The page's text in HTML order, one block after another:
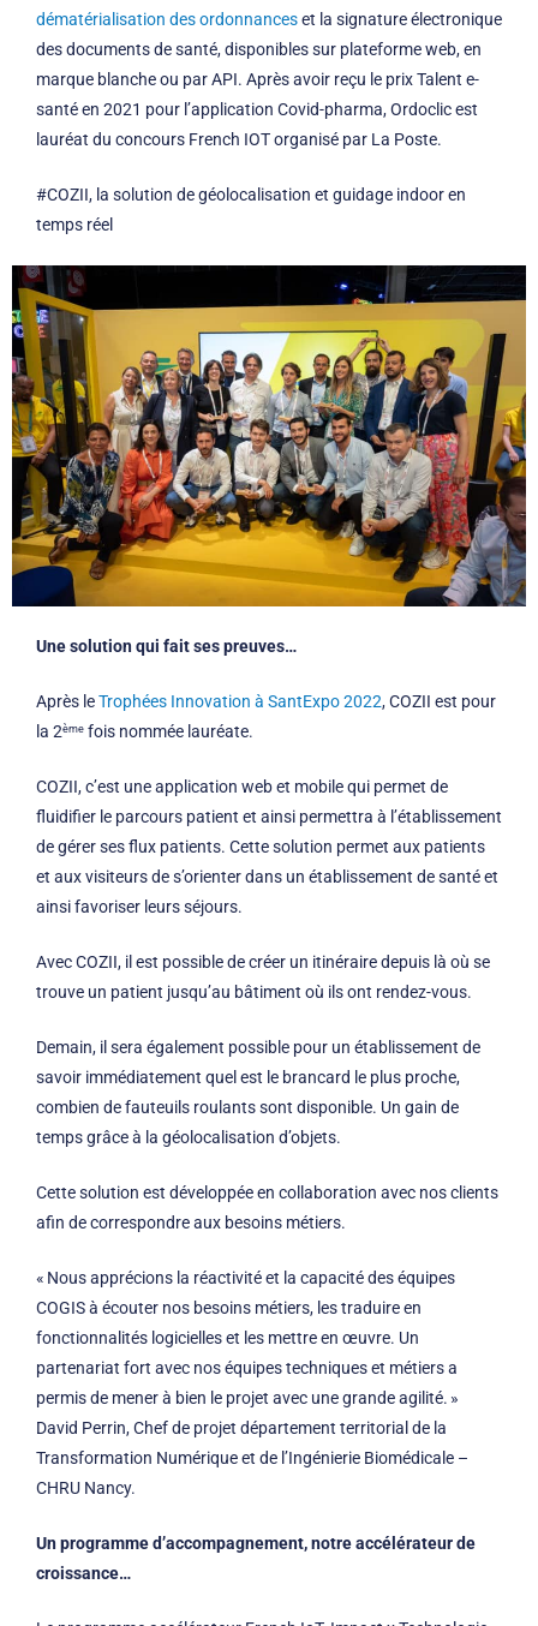
dématérialisation des ordonnanceset la signature électronique
des documents de santé, disponibles sur plateforme web, en
marque blanche ou par API. Après avoir reçu le prix Talent e-
santé en 2021 pour l’application Covid-pharma, Ordoclic est
lauréat du concours French IOT organisé par La Poste.
#COZII, la solution de géolocalisation et guidage indoor en
temps réel
Une solution qui fait ses preuves…
Après leTrophées Innovation à SantExpo 2022, COZII est pour
la 2ème fois nommée lauréate.
COZII, c’est une application web et mobile qui permet de
fluidifier le parcours patient et ainsi permettra à l’établissement
de gérer ses flux patients. Cette solution permet aux patients
et aux visiteurs de s’orienter dans un établissement de santé et
ainsi favoriser leurs séjours.
Avec COZII, il est possible de créer un itinéraire depuis là où se
trouve un patient jusqu’au bâtiment où ils ont rendez-vous.
Demain, il sera également possible pour un établissement de
savoir immédiatement quel est le brancard le plus proche,
combien de fauteuils roulants sont disponible. Un gain de
temps grâce à la géolocalisation d’objets.
Cette solution est développée en collaboration avec nos clients
afin de correspondre aux besoins métiers.
« Nous apprécions la réactivité et la capacité des équipes
COGIS à écouter nos besoins métiers, les traduire en
fonctionnalités logicielles et les mettre en œuvre. Un
partenariat fort avec nos équipes techniques et métiers a
permis de mener à bien le projet avec une grande agilité. »
David Perrin, Chef de projet département territorial de la
Transformation Numérique et de l’Ingénierie Biomédicale –
CHRU Nancy.
Un programme d’accompagnement, notre accélérateur de
croissance…